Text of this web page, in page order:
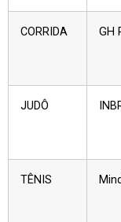
CORRIDA GH
JUDÔ
TÊNIS